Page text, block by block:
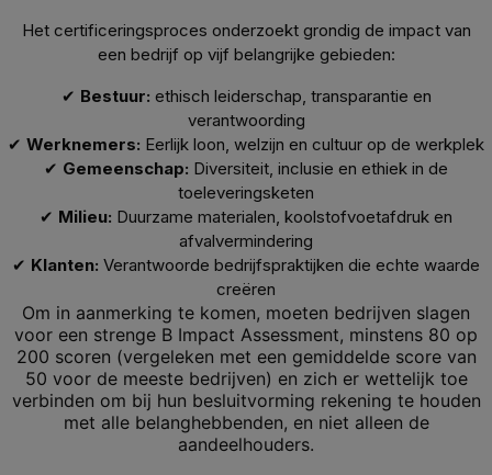
Het certificeringsproces onderzoekt grondig de impact van
een bedrijf op vijf belangrijke gebieden:
✔ Bestuur: ethisch leiderschap, transparantie en
verantwoording
✔ Werknemers: Eerlijk loon, welzijn en cultuur op de werkplek
✔ Gemeenschap: Diversiteit, inclusie en ethiek in de
toeleveringsketen
✔ Milieu: Duurzame materialen, koolstofvoetafdruk en
afvalvermindering
✔ Klanten: Verantwoorde bedrijfspraktijken die echte waarde
creëren
Om in aanmerking te komen, moeten bedrijven slagen
voor een strenge B Impact Assessment, minstens 80 op
200 scoren (vergeleken met een gemiddelde score van
50 voor de meeste bedrijven) en zich er wettelijk toe
verbinden om bij hun besluitvorming rekening te houden
met alle belanghebbenden, en niet alleen de
aandeelhouders.